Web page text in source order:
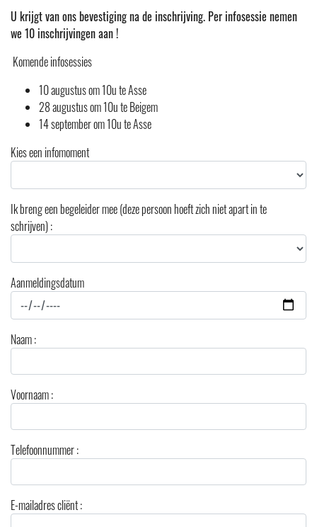
U krijgt van ons bevestiging na de inschrijving. Per infosessie nemen
we 10 inschrijvingen aan !
Komende infosessies
10 augustus om 10u te Asse
28 augustus om 10u te Beigem
14 september om 10u te Asse
Kies een infomoment
Ik breng een begeleider mee (deze persoon hoeft zich niet apart in te
schrijven) :
Aanmeldingsdatum
Naam :
Voornaam :
Telefoonnummer :
E-mailadres cliënt :